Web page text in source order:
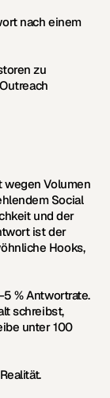
nach einem
zu
wegen Volumen
Social
und der
ist der
Hooks,
% Antwortrate.
schreibst,
unter 100